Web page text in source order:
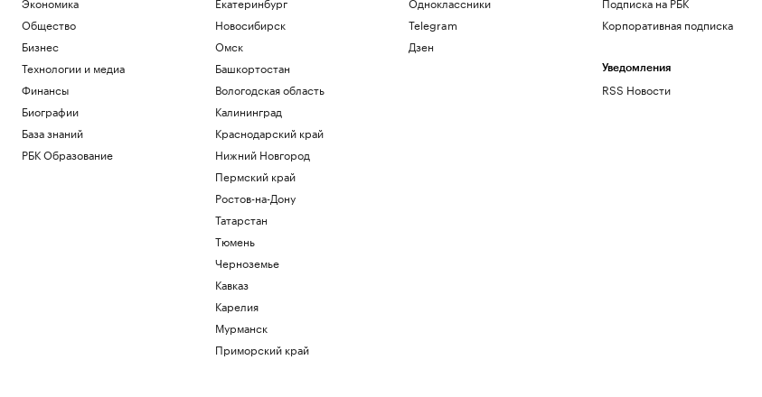
Общество
Бизнес
Технологии и медиа
Финансы
Биографии
База знаний
РБК Образование
Новосибирск
Омск
Башкортостан
Вологодская область
Калининград
Краснодарский край
Нижний Новгород
Пермский край
Ростов-на-Дону
Татарстан
Тюмень
Черноземье
Кавказ
Карелия
Мурманск
Приморский край
Telegram
Дзен
Корпоративная подписка
Уведомления
RSS Новости